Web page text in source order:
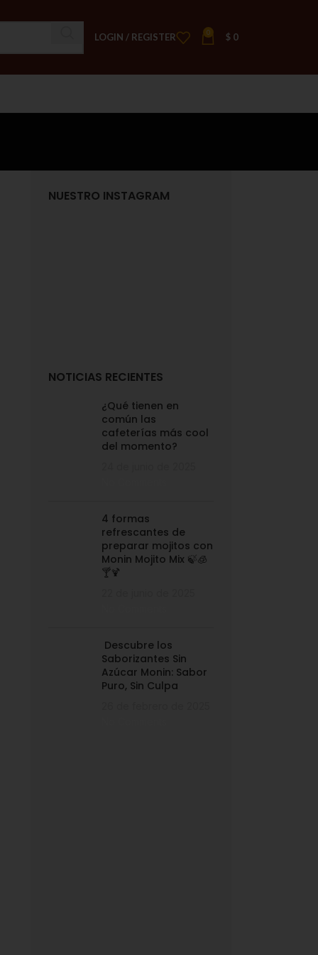
LOGIN / REGISTER 0 $ 0
NUESTRO INSTAGRAM
NOTICIAS RECIENTES
¿Qué tienen en
común las
cafeterías más cool
del momento?
4 formas
refrescantes de
preparar mojitos con
Monin Mojito Mix 🍃🧊
🍸🍹
Descubre los
Saborizantes Sin
Azúcar Monin: Sabor
Puro, Sin Culpa